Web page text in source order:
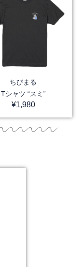
ちびまる
Tシャツ “スミ”
¥1,980